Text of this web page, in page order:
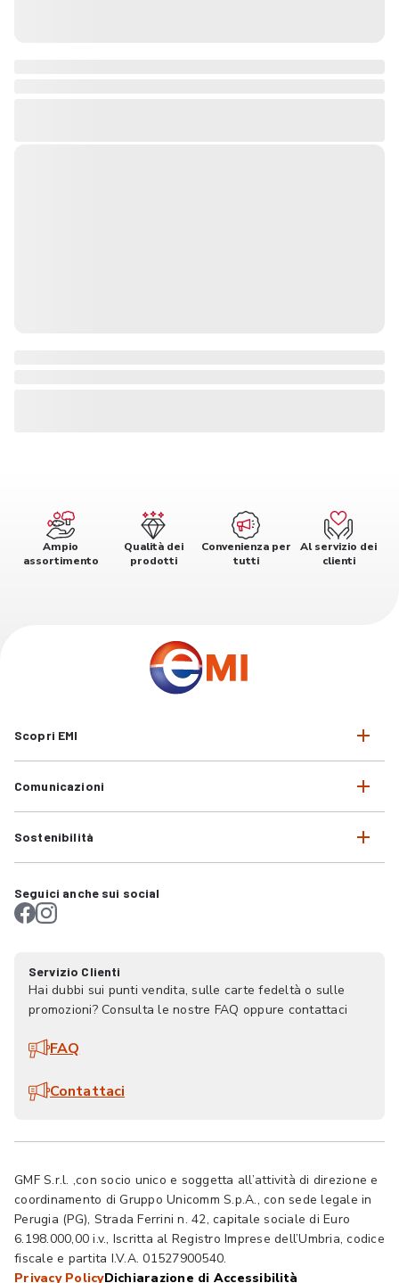
Ampio
assortimento
Qualità dei
prodotti
Convenienza per
tutti
Al servizio dei
clienti
Scopri EMI
Comunicazioni
Sostenibilità
Seguici anche sui social
Servizio Clienti
Hai dubbi sui punti vendita, sulle carte fedeltà o sulle
promozioni? Consulta le nostre FAQ oppure contattaci
FAQ
Contattaci
GMF S.r.l. ,con socio unico e soggetta all’attività di direzione e
coordinamento di Gruppo Unicomm S.p.A., con sede legale in
Perugia (PG), Strada Ferrini n. 42, capitale sociale di Euro
6.198.000,00 i.v., Iscritta al Registro Imprese dell’Umbria, codice
fiscale e partita I.V.A. 01527900540.
Privacy PolicyDichiarazione di Accessibilità